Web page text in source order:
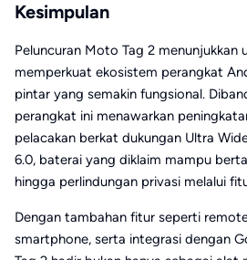
Kesimpulan
Peluncuran Moto Tag 2 menunjukkan
memperkuat ekosistem perangkat
pintar yang semakin fungsional.
perangkat ini menawarkan
pelacakan berkat dukungan Ultra
6.0, baterai yang diklaim mampu
hingga perlindungan privasi melalui
Dengan tambahan fitur seperti
smartphone, serta integrasi dengan